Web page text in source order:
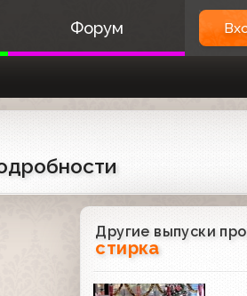
Форум
Другие выпуски
стирка